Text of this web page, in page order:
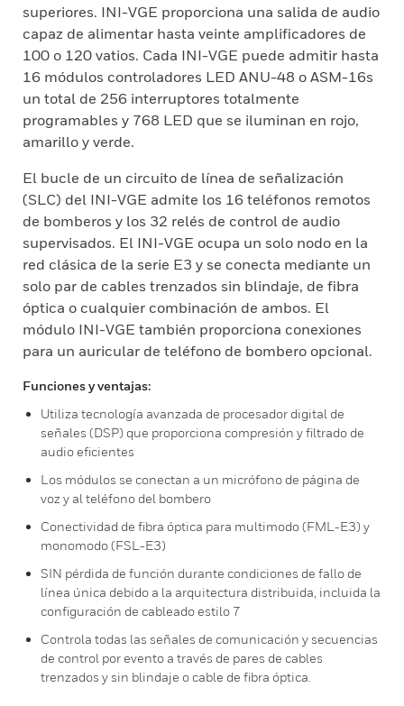
superiores. INI-VGE proporciona una salida de audio
capaz de alimentar hasta veinte amplificadores de
100 o 120 vatios. Cada INI-VGE puede admitir hasta
16 módulos controladores LED ANU-48 o ASM-16s
un total de 256 interruptores totalmente
programables y 768 LED que se iluminan en rojo,
amarillo y verde.
El bucle de un circuito de línea de señalización
(SLC) del INI-VGE admite los 16 teléfonos remotos
de bomberos y los 32 relés de control de audio
supervisados. El INI-VGE ocupa un solo nodo en la
red clásica de la serie E3 y se conecta mediante un
solo par de cables trenzados sin blindaje, de fibra
óptica o cualquier combinación de ambos. El
módulo INI-VGE también proporciona conexiones
para un auricular de teléfono de bombero opcional.
Funciones y ventajas:
Utiliza tecnología avanzada de procesador digital de
señales (DSP) que proporciona compresión y filtrado de
audio eficientes
Los módulos se conectan a un micrófono de página de
voz y al teléfono del bombero
Conectividad de fibra óptica para multimodo (FML-E3) y
monomodo (FSL-E3)
SIN pérdida de función durante condiciones de fallo de
línea única debido a la arquitectura distribuida, incluida la
configuración de cableado estilo 7
Controla todas las señales de comunicación y secuencias
de control por evento a través de pares de cables
trenzados y sin blindaje o cable de fibra óptica.